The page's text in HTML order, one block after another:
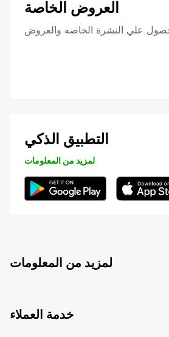
العروض الخاصة
علي النشرة الخاصه والعروض
التطبيق الذكي
لمزيد من المعلومات
لمزيد من المعلومات
خدمة العملاء